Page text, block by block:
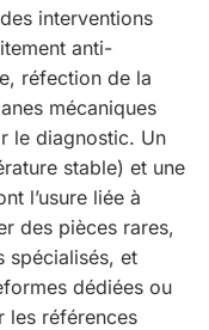
interventions
anti-
réfection de la
mécaniques
le diagnostic. Un
stable) et une
l’usure liée à
des pièces rares,
spécialisés, et
dédiées ou
les références